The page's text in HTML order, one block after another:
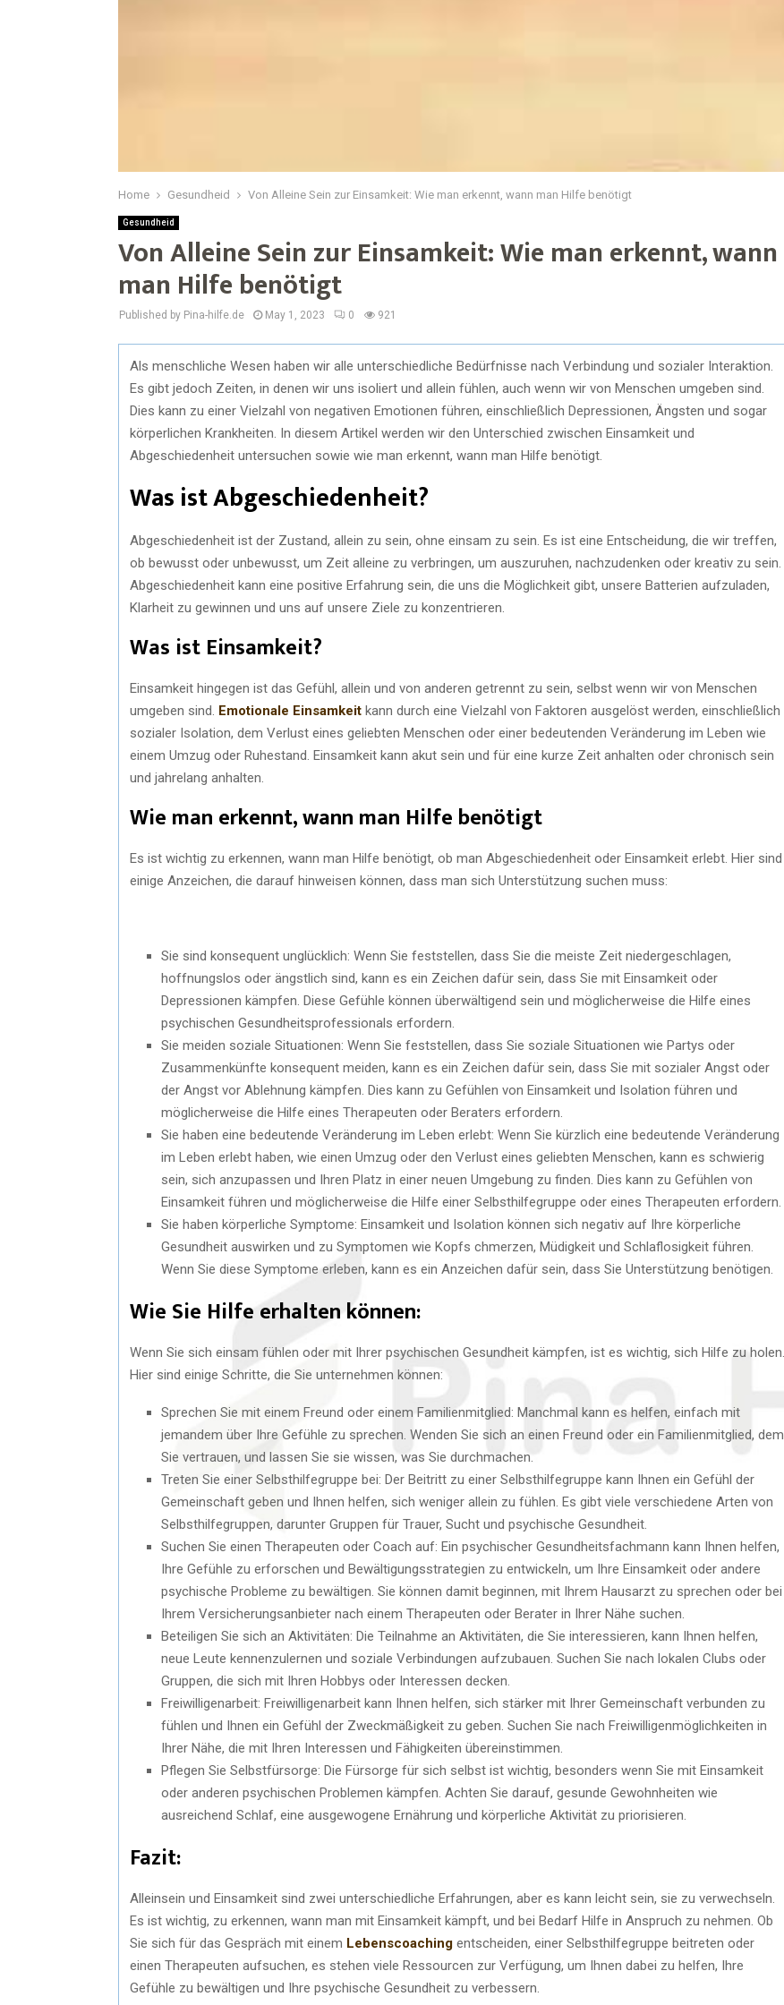
Home Gesundheid Von Alleine Sein zur Einsamkeit: Wie man erkennt, wann man Hilfe benötigt
Gesundheid
Von Alleine Sein zur Einsamkeit: Wie man erkennt, wann
man Hilfe benötigt
Published by Pina-hilfe.de May 1, 2023 0 921
Als menschliche Wesen haben wir alle unterschiedliche Bedürfnisse nach Verbindung und sozialer Interaktion.
Es gibt jedoch Zeiten, in denen wir uns isoliert und allein fühlen, auch wenn wir von Menschen umgeben sind.
Dies kann zu einer Vielzahl von negativen Emotionen führen, einschließlich Depressionen, Ängsten und sogar
körperlichen Krankheiten. In diesem Artikel werden wir den Unterschied zwischen Einsamkeit und
Abgeschiedenheit untersuchen sowie wie man erkennt, wann man Hilfe benötigt.
Was ist Abgeschiedenheit?
Abgeschiedenheit ist der Zustand, allein zu sein, ohne einsam zu sein. Es ist eine Entscheidung, die wir treffen,
ob bewusst oder unbewusst, um Zeit alleine zu verbringen, um auszuruhen, nachzudenken oder kreativ zu sein.
Abgeschiedenheit kann eine positive Erfahrung sein, die uns die Möglichkeit gibt, unsere Batterien aufzuladen,
Klarheit zu gewinnen und uns auf unsere Ziele zu konzentrieren.
Was ist Einsamkeit?
Einsamkeit hingegen ist das Gefühl, allein und von anderen getrennt zu sein, selbst wenn wir von Menschen
umgeben sind. Emotionale Einsamkeit kann durch eine Vielzahl von Faktoren ausgelöst werden, einschließlich
sozialer Isolation, dem Verlust eines geliebten Menschen oder einer bedeutenden Veränderung im Leben wie
einem Umzug oder Ruhestand. Einsamkeit kann akut sein und für eine kurze Zeit anhalten oder chronisch sein
und jahrelang anhalten.
Wie man erkennt, wann man Hilfe benötigt
Es ist wichtig zu erkennen, wann man Hilfe benötigt, ob man Abgeschiedenheit oder Einsamkeit erlebt. Hier sind
einige Anzeichen, die darauf hinweisen können, dass man sich Unterstützung suchen muss:
Sie sind konsequent unglücklich: Wenn Sie feststellen, dass Sie die meiste Zeit niedergeschlagen,
hoffnungslos oder ängstlich sind, kann es ein Zeichen dafür sein, dass Sie mit Einsamkeit oder
Depressionen kämpfen. Diese Gefühle können überwältigend sein und möglicherweise die Hilfe eines
psychischen Gesundheitsprofessionals erfordern.
Sie meiden soziale Situationen: Wenn Sie feststellen, dass Sie soziale Situationen wie Partys oder
Zusammenkünfte konsequent meiden, kann es ein Zeichen dafür sein, dass Sie mit sozialer Angst oder
der Angst vor Ablehnung kämpfen. Dies kann zu Gefühlen von Einsamkeit und Isolation führen und
möglicherweise die Hilfe eines Therapeuten oder Beraters erfordern.
Sie haben eine bedeutende Veränderung im Leben erlebt: Wenn Sie kürzlich eine bedeutende Veränderung
im Leben erlebt haben, wie einen Umzug oder den Verlust eines geliebten Menschen, kann es schwierig
sein, sich anzupassen und Ihren Platz in einer neuen Umgebung zu finden. Dies kann zu Gefühlen von
Einsamkeit führen und möglicherweise die Hilfe einer Selbsthilfegruppe oder eines Therapeuten erfordern.
Sie haben körperliche Symptome: Einsamkeit und Isolation können sich negativ auf Ihre körperliche
Gesundheit auswirken und zu Symptomen wie Kopfs chmerzen, Müdigkeit und Schlaflosigkeit führen.
Wenn Sie diese Symptome erleben, kann es ein Anzeichen dafür sein, dass Sie Unterstützung benötigen.
Wie Sie Hilfe erhalten können:
Wenn Sie sich einsam fühlen oder mit Ihrer psychischen Gesundheit kämpfen, ist es wichtig, sich Hilfe zu holen.
Hier sind einige Schritte, die Sie unternehmen können:
Sprechen Sie mit einem Freund oder einem Familienmitglied: Manchmal kann es helfen, einfach mit
jemandem über Ihre Gefühle zu sprechen. Wenden Sie sich an einen Freund oder ein Familienmitglied, dem
Sie vertrauen, und lassen Sie sie wissen, was Sie durchmachen.
Treten Sie einer Selbsthilfegruppe bei: Der Beitritt zu einer Selbsthilfegruppe kann Ihnen ein Gefühl der
Gemeinschaft geben und Ihnen helfen, sich weniger allein zu fühlen. Es gibt viele verschiedene Arten von
Selbsthilfegruppen, darunter Gruppen für Trauer, Sucht und psychische Gesundheit.
Suchen Sie einen Therapeuten oder Coach auf: Ein psychischer Gesundheitsfachmann kann Ihnen helfen,
Ihre Gefühle zu erforschen und Bewältigungsstrategien zu entwickeln, um Ihre Einsamkeit oder andere
psychische Probleme zu bewältigen. Sie können damit beginnen, mit Ihrem Hausarzt zu sprechen oder bei
Ihrem Versicherungsanbieter nach einem Therapeuten oder Berater in Ihrer Nähe suchen.
Beteiligen Sie sich an Aktivitäten: Die Teilnahme an Aktivitäten, die Sie interessieren, kann Ihnen helfen,
neue Leute kennenzulernen und soziale Verbindungen aufzubauen. Suchen Sie nach lokalen Clubs oder
Gruppen, die sich mit Ihren Hobbys oder Interessen decken.
Freiwilligenarbeit: Freiwilligenarbeit kann Ihnen helfen, sich stärker mit Ihrer Gemeinschaft verbunden zu
fühlen und Ihnen ein Gefühl der Zweckmäßigkeit zu geben. Suchen Sie nach Freiwilligenmöglichkeiten in
Ihrer Nähe, die mit Ihren Interessen und Fähigkeiten übereinstimmen.
Pflegen Sie Selbstfürsorge: Die Fürsorge für sich selbst ist wichtig, besonders wenn Sie mit Einsamkeit
oder anderen psychischen Problemen kämpfen. Achten Sie darauf, gesunde Gewohnheiten wie
ausreichend Schlaf, eine ausgewogene Ernährung und körperliche Aktivität zu priorisieren.
Fazit:
Alleinsein und Einsamkeit sind zwei unterschiedliche Erfahrungen, aber es kann leicht sein, sie zu verwechseln.
Es ist wichtig, zu erkennen, wann man mit Einsamkeit kämpft, und bei Bedarf Hilfe in Anspruch zu nehmen. Ob
Sie sich für das Gespräch mit einem Lebenscoaching entscheiden, einer Selbsthilfegruppe beitreten oder
einen Therapeuten aufsuchen, es stehen viele Ressourcen zur Verfügung, um Ihnen dabei zu helfen, Ihre
Gefühle zu bewältigen und Ihre psychische Gesundheit zu verbessern.